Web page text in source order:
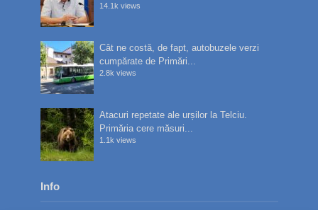
14.1k views
Cât ne costă, de fapt, autobuzele verzi
cumpărate de Primări...
2.8k views
Atacuri repetate ale urșilor la Telciu.
Primăria cere măsuri...
1.1k views
Info